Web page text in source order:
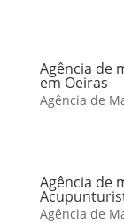
Agência de
em Oeiras
Agência de
Agência de
Agência de